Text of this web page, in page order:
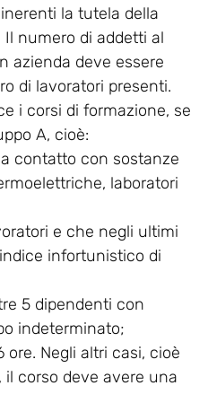
la tutela della
numero di addetti al
azienda deve essere
di lavoratori presenti.
i corsi di formazione, se
A, cioè:
contatto con sostanze
laboratori
e che negli ultimi
infortunistico di
5 dipendenti con
indeterminato;
ore. Negli altri casi, cioè
il corso deve avere una